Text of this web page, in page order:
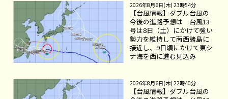
2026年8月6日(木) 23時54分
【台風情報】ダブル台風の
今後の進路予想は 台風13
号は8日（土）にかけて強い
勢力を維持して南西諸島に
接近し、9日頃にかけて東シ
ナ海を西に進む見込み
2026年8月6日(木) 22時40分
【台風情報】ダブル台風の